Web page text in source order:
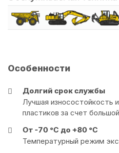
Особенности
Долгий срок службы
Лучшая износостойкость
пластиков за счет
От -70 °С до +80 °С
Температурный режим